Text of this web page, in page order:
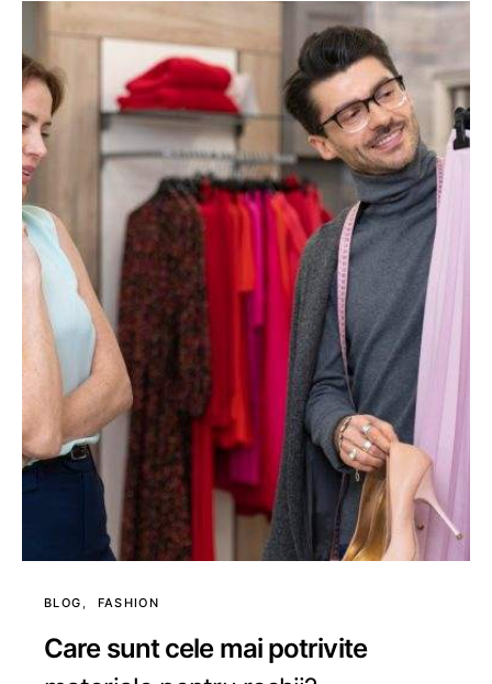
BLOG FASHION
Care sunt cele mai potrivite